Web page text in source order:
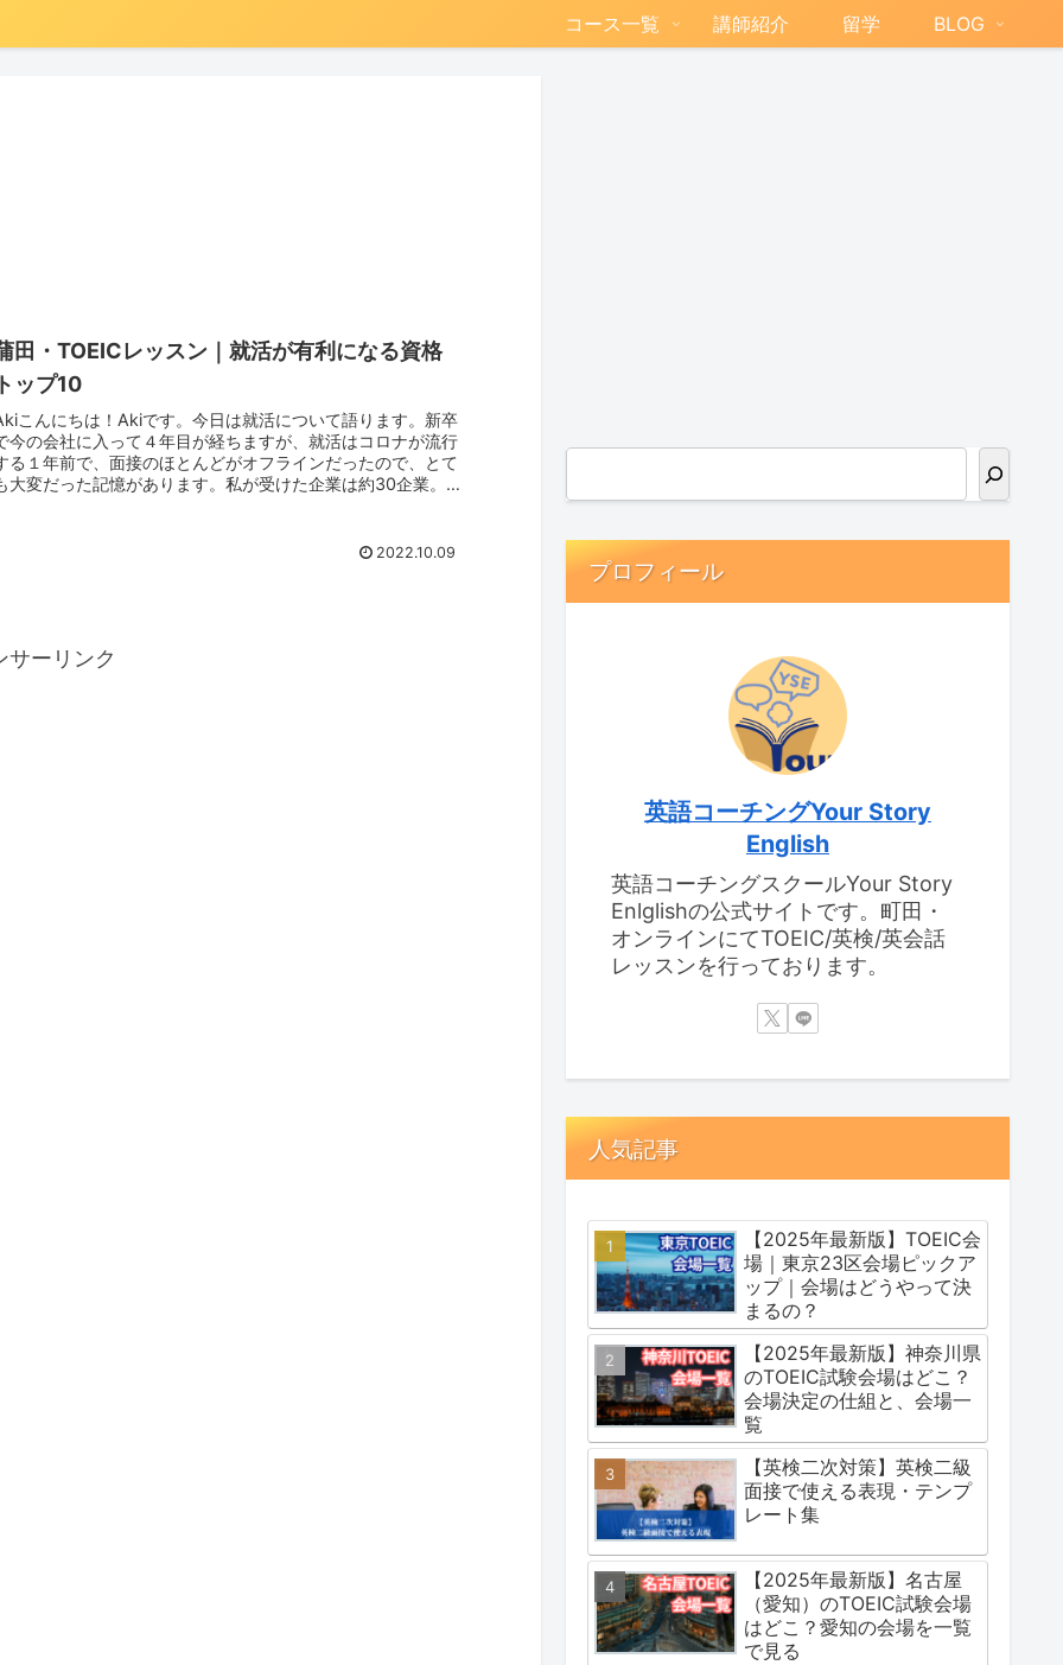
コース一覧 講師紹介 留学 BLOG
田・TOEICレッスン｜就活が有利になる資格
ップ10
こんにちは！Akiです。今日は就活について語ります。新卒
今の会社に入って４年目が経ちますが、就活はコロナが流行
る１年前で、面接のほとんどがオフラインだったので、とて
大変だった記憶があります。私が受けた企業は約30企業。
2022.10.09
サーリンク
プロフィール
英語コーチングYour Story
English
英語コーチングスクールYour Story
Enlglishの公式サイトです。町田・
オンラインにてTOEIC/英検/英会話
レッスンを行っております。
人気記事
【2025年最新版】TOEIC会
場｜東京23区会場ピックア
ップ｜会場はどうやって決
まるの？
【2025年最新版】神奈川県
のTOEIC試験会場はどこ？
会場決定の仕組と、会場一
覧
【英検二次対策】英検二級
面接で使える表現・テンプ
レート集
【2025年最新版】名古屋
（愛知）のTOEIC試験会場
はどこ？愛知の会場を一覧
で見る